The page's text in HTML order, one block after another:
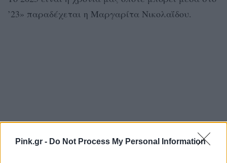
Pink.gr - Do Not Process My Personal Information
’23» παραδέχεται η Μαργαρίτα Νικολαΐδου.